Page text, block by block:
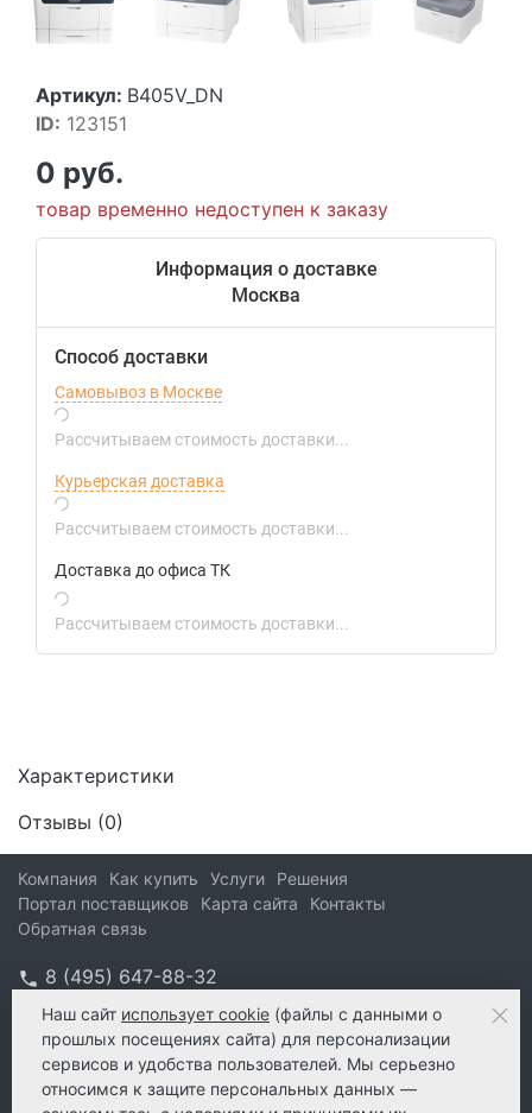
Артикул: B405V_DN
ID: 123151
0 руб.
товар временно недоступен к заказу
Информация о доставке
Москва
Способ доставки
Самовывоз в Москве
Рассчитываем стоимость доставки...
Курьерская доставка
Рассчитываем стоимость доставки...
Доставка до офиса ТК
Рассчитываем стоимость доставки...
Характеристики
Отзывы (0)
Компания Как купить Услуги
Решения
Портал поставщиков
Карта сайта
Контакты
Обратная связь
8 (495) 647-88-32
info@kform.ru
info@kform.ru
e-mail
Наш сайт использует cookie (файлы с данными о
прошлых посещениях сайта) для персонализации
сервисов и удобства пользователей. Мы серьезно
относимся к защите персональных данных —